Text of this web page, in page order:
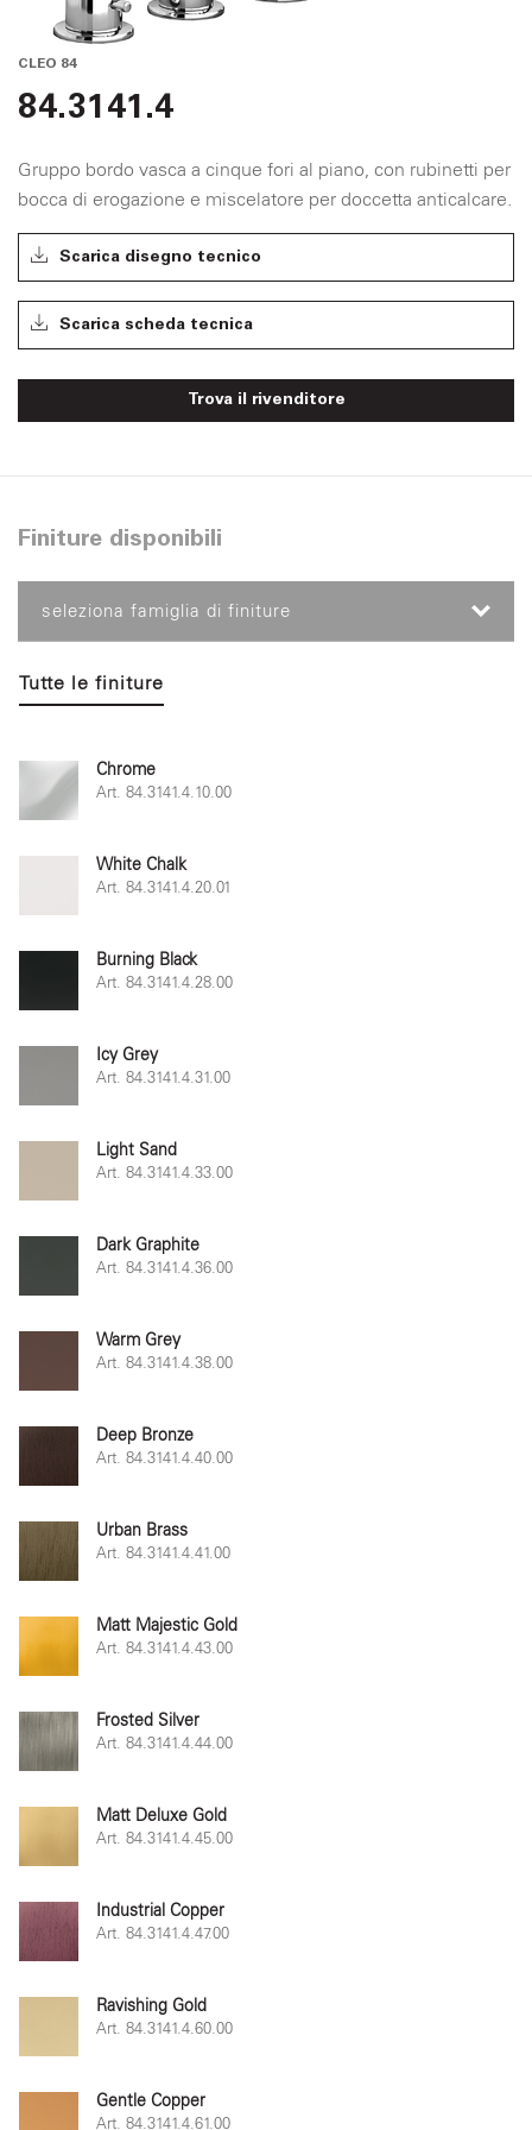
CLEO 84
84.3141.4
Gruppo bordo vasca a cinque fori al piano, con rubinetti per
bocca di erogazione e miscelatore per doccetta anticalcare.
Scarica disegno tecnico
Scarica scheda tecnica
Trova il rivenditore
Finiture disponibili
seleziona famiglia di finiture
Tutte le finiture
Chrome
Art. 84.3141.4.10.00
White Chalk
Art. 84.3141.4.20.01
Burning Black
Art. 84.3141.4.28.00
Icy Grey
Art. 84.3141.4.31.00
Light Sand
Art. 84.3141.4.33.00
Dark Graphite
Art. 84.3141.4.36.00
Warm Grey
Art. 84.3141.4.38.00
Deep Bronze
Art. 84.3141.4.40.00
Urban Brass
Art. 84.3141.4.41.00
Matt Majestic Gold
Art. 84.3141.4.43.00
Frosted Silver
Art. 84.3141.4.44.00
Matt Deluxe Gold
Art. 84.3141.4.45.00
Industrial Copper
Art. 84.3141.4.47.00
Ravishing Gold
Art. 84.3141.4.60.00
Gentle Copper
Art. 84.3141.4.61.00